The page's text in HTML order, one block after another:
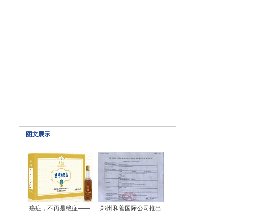
图文展示
癌症，不再是绝症—— 郑州和善国际公司推出